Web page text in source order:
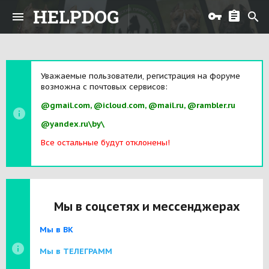
HELPDOG
Уважаемые пользователи, регистрация на форуме
возможна с почтовых сервисов:
@gmail.com, @icloud.com, @mail.ru, @rambler.ru
@yandex.ru\by\
Все остальные будут отклонены!
Мы в соцсетях и мессенджерах
Мы в ВК
Мы в ТЕЛЕГРАММ